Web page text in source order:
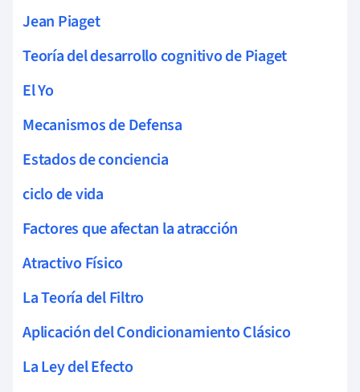
Jean Piaget
Teoría del desarrollo cognitivo de Piaget
El Yo
Mecanismos de Defensa
Estados de conciencia
ciclo de vida
Factores que afectan la atracción
Atractivo Físico
La Teoría del Filtro
Aplicación del Condicionamiento Clásico
La Ley del Efecto